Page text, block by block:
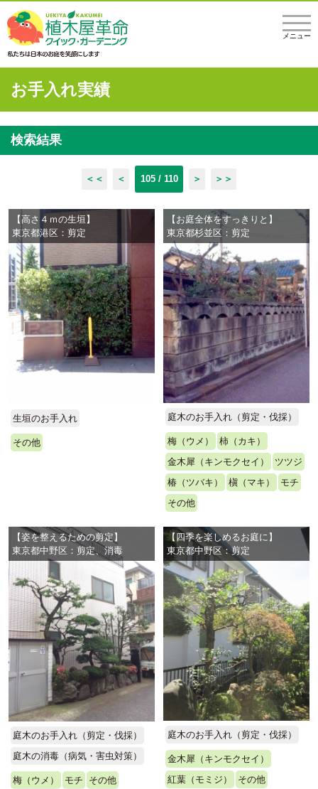
メニュー
お手入れ実績
検索結果
＜＜ ＜ 105 / 110 ＞ ＞＞
【高さ４ｍの生垣】
東京都港区：剪定
生垣のお手入れ
その他
【お庭全体をすっきりと】
東京都杉並区：剪定
庭木のお手入れ（剪定・伐採）
梅（ウメ）
柿（カキ）
金木犀（キンモクセイ）
ツツジ
椿（ツバキ）
槇（マキ）
モチ
その他
【姿を整えるための剪定】
東京都中野区：剪定、消毒
庭木のお手入れ（剪定・伐採）
庭木の消毒（病気・害虫対策）
梅（ウメ） モチ その他
【四季を楽しめるお庭に】
東京都中野区：剪定
庭木のお手入れ（剪定・伐採）
金木犀（キンモクセイ）
紅葉（モミジ）
その他